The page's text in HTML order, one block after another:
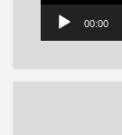
00:00